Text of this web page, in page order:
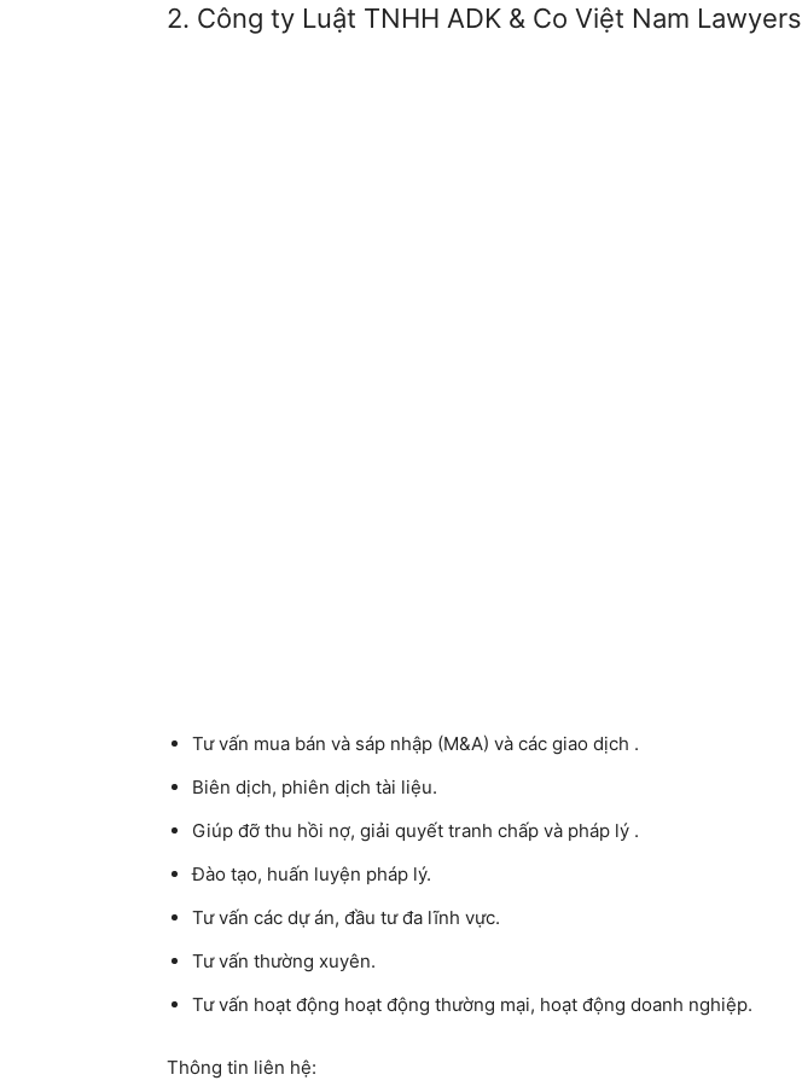
2. Công ty Luật TNHH ADK & Co Việt Nam Lawyers
Tư vấn mua bán và sáp nhập (M&A) và các giao dịch .
Biên dịch, phiên dịch tài liệu.
Giúp đỡ thu hồi nợ, giải quyết tranh chấp và pháp lý .
Đào tạo, huấn luyện pháp lý.
Tư vấn các dự án, đầu tư đa lĩnh vực.
Tư vấn thường xuyên.
Tư vấn hoạt động hoạt động thường mại, hoạt động doanh nghiệp.
Thông tin liên hệ: